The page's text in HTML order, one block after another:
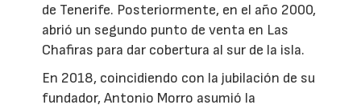
de Tenerife. Posteriormente, en el año 2000,
abrió un segundo punto de venta en Las
Chafiras para dar cobertura al sur de la isla.
En 2018, coincidiendo con la jubilación de su
fundador, Antonio Morro asumió la